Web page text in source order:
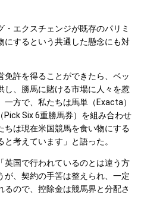
エクスチェンジが既存のパリミ
にするという共通した懸念にも対
許を得ることができたら、ベッ
し、勝馬に賭ける市場に人々を惹
方で、私たちは馬単（Exacta）
Six 6重勝馬券）を組み合わせ
ちは現在米国競馬を食い物にする
考えています」と語った。
国で行われているのとは違う方
が、契約の手筈は整えられ、一定
ので、控除金は競馬界と分配さ